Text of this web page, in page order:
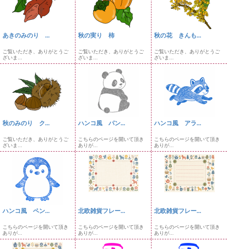
あきのみのり ...
ご覧いただき、ありがとうご
ざいま...
秋の実り 柿
ご覧いただき、ありがとうご
ざいま...
秋の花 きんも...
ご覧いただき、ありがとうご
ざいま...
秋のみのり ク...
ご覧いただき、ありがとうご
ざいま...
ハンコ風 パン...
こちらのページを開いて頂き
ありが...
ハンコ風 アラ...
こちらのページを開いて頂き
ありが...
ハンコ風 ペン...
こちらのページを開いて頂き
ありが...
北欧雑貨フレー...
こちらのページを開いて頂き
ありが...
北欧雑貨フレー...
こちらのページを開いて頂き
ありが...